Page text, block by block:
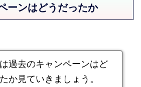
ーンはどうだったか
過去のキャンペーンはど
か見ていきましょう。